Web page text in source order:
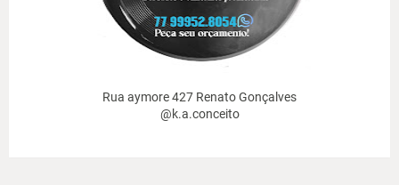
Rua aymore 427 Renato Gonçalves
@k.a.conceito